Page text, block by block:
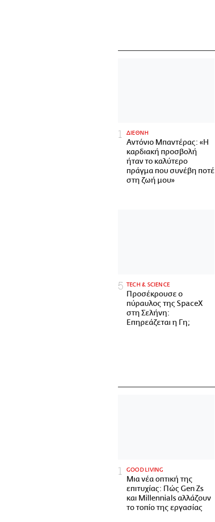
ΔΙΕΘΝΗ
Αντόνιο Μπαντέρας: «Η
καρδιακή προσβολή
ήταν το καλύτερο
πράγμα που συνέβη ποτέ
στη ζωή μου»
ΤECH & SCIENCE
Προσέκρουσε ο
πύραυλος της SpaceX
στη Σελήνη:
Επηρεάζεται η Γη;
GOOD LIVING
Μια νέα οπτική της
επιτυχίας: Πώς Gen Zs
και Millennials αλλάζουν
το τοπίο της εργασίας